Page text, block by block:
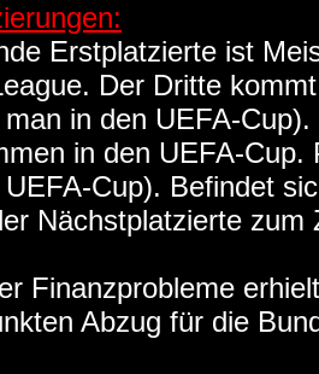
Erstplatzierte ist
Der Dritte
in den UEFA-
in den UEFA-
Cup). Befindet
Nächstplatzierte
Finanzprobleme
Abzug für die